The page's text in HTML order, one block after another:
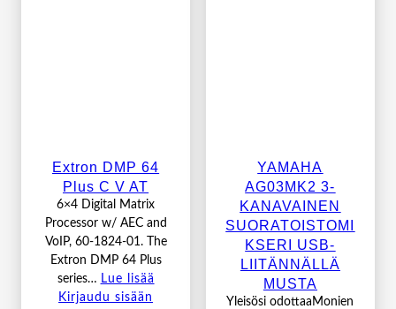
Extron DMP 64
Plus C V AT
6×4 Digital Matrix
Processor w/ AEC and
VoIP, 60-1824-01. The
Extron DMP 64 Plus
series… Lue lisää
Kirjaudu sisään
YAMAHA
AG03MK2 3-
KANAVAINEN
SUORATOISTOMI
KSERI USB-
LIITÄNNÄLLÄ
MUSTA
Yleisösi odottaaMonien